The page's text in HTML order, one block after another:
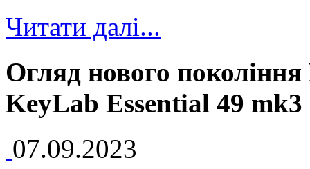
Читати далі...
Огляд нового
KeyLab Essential 49 mk3
07.09.2023